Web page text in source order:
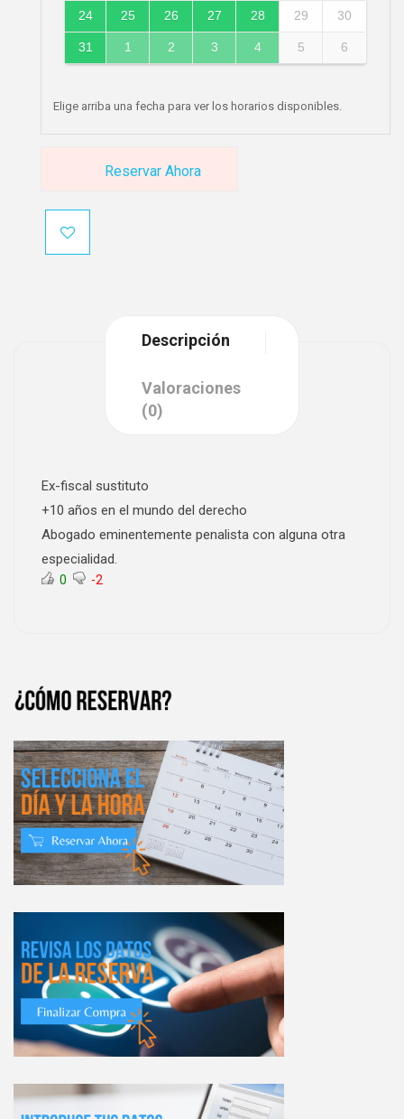
24 25 26 27 28 29 30
31 1 2 3 4 5 6
Elige arriba una fecha para ver los horarios disponibles.
Reservar Ahora
Descripción
Valoraciones
(0)
Ex-fiscal sustituto
+10 años en el mundo del derecho
Abogado eminentemente penalista con alguna otra
especialidad.
0 -2